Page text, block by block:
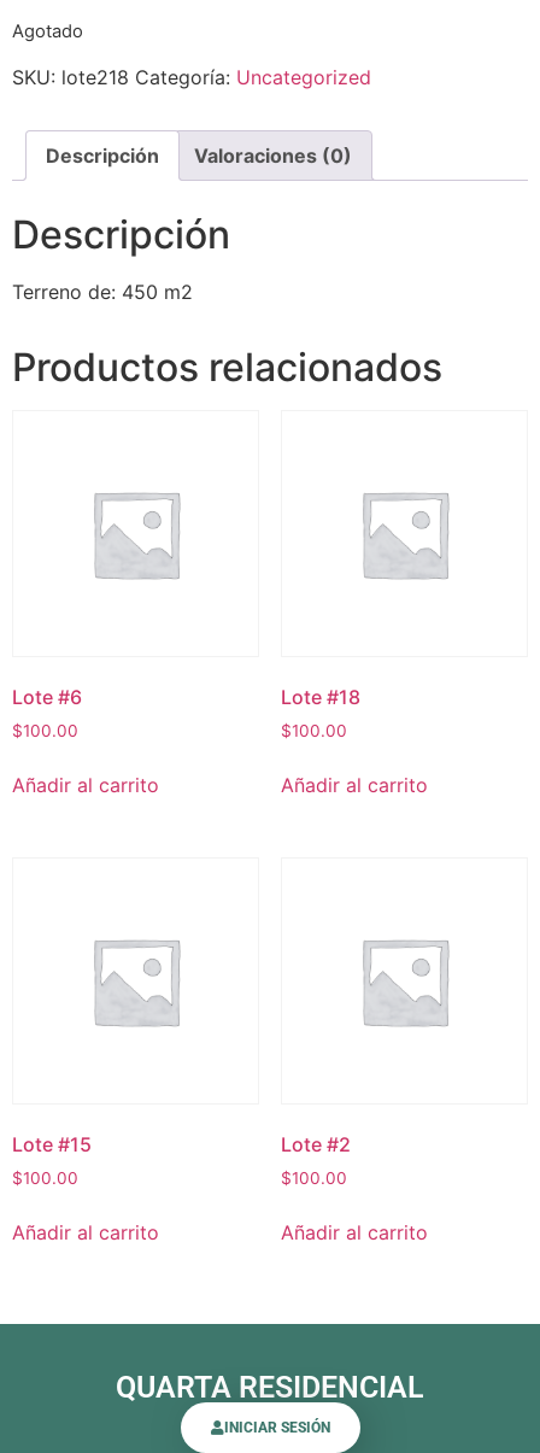
Agotado
SKU: lote218 Categoría: Uncategorized
Descripción Valoraciones (0)
Descripción
Terreno de: 450 m2
Productos relacionados
Lote #6
$100.00
Añadir al carrito
Lote #18
$100.00
Añadir al carrito
Lote #15
$100.00
Añadir al carrito
Lote #2
$100.00
Añadir al carrito
QUARTA RESIDENCIAL
INICIAR SESIÓN